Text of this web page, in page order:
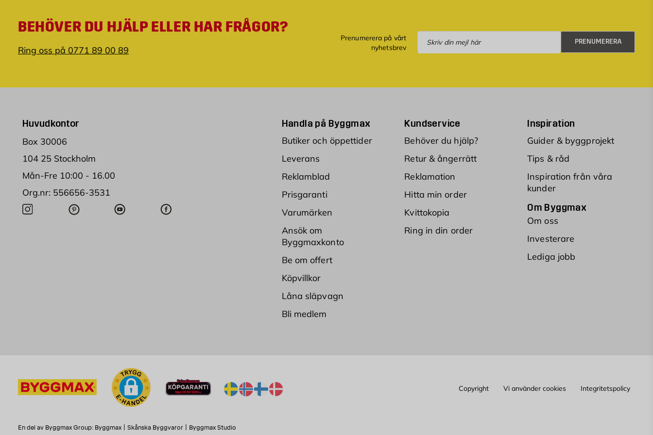
BEHÖVER DU HJÄLP ELLER HAR FRÅGOR?
Ring oss på 0771 89 00 89
Prenumerera på vårt
nyhetsbrev
Prenumerera
PRENUMERERA
Huvudkontor
Box 30006
104 25 Stockholm
Mån-Fre 10:00 - 16.00
Org.nr: 556656-3531
Handla på Byggmax
Butiker och öppettider
Leverans
Reklamblad
Prisgaranti
Varumärken
Ansök om
Byggmaxkonto
Be om offert
Köpvillkor
Låna släpvagn
Bli medlem
Kundservice
Behöver du hjälp?
Retur & ångerrätt
Reklamation
Hitta min order
Kvittokopia
Ring in din order
Inspiration
Guider & byggprojekt
Tips & råd
Inspiration från våra
kunder
Om Byggmax
Om oss
Investerare
Lediga jobb
Copyright Vi använder cookies Integritetspolicy
En del av Byggmax Group: Byggmax Skånska Byggvaror Byggmax Studio